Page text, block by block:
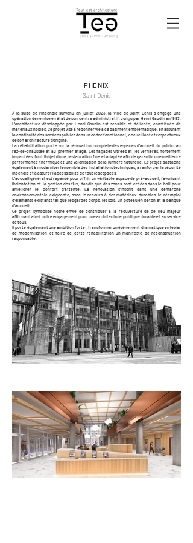
PHENIX
Saint Denis
À la suite de l’incendie survenu en juillet 2023, la Ville de Saint Denis a engagé une
opération de remise en état de son centre administratif, conçu par Henri Gaudin en 1993.
L’architecture développée par Henri Gaudin est sensible et délicate, constituée de
matériaux nobles. Ce projet vise à redonner vie à ce bâtiment emblématique, en assurant
la continuité des services publics dans un cadre fonctionnel, accueillant et respectueux
de son architecture d’origine.
La réhabilitation porte sur la rénovation complète des espaces d’accueil du public, au
rez-de-chaussée et au premier étage. Les façades vitrées et les verrières, fortement
impactées, font l’objet d’une restauration fine et adaptée afin de garantir une meilleure
performance thermique et une valorisation de la lumière naturelle. Le projet s’attache
également à moderniser l’ensemble des installations techniques, à renforcer la sécurité
incendie et à assurer l’accessibilité de tous les espaces.
L’accueil général est repensé pour offrir un véritable espace de pré-accueil, favorisant
l’orientation et la gestion des flux, tandis que des zones sont créées dans le hall pour
améliorer le confort d’attente. La rénovation s’inscrit dans une démarche
environnementale exigeante, avec le recours à des matériaux durables, le réemploi
d’éléments existants tel que les gardes corps, les sols, un poteau en béton et la banque
d’accueil.
Ce projet symbolise notre envie de contribuer à la réouverture de ce lieu majeur
affirmant ainsi notre engagement pour une architecture publique durable et au service
de tous.
Il porte également une ambition forte : transformer un événement dramatique en levier
de modernisation et faire de cette réhabilitation un manifeste de reconstruction
responsable.